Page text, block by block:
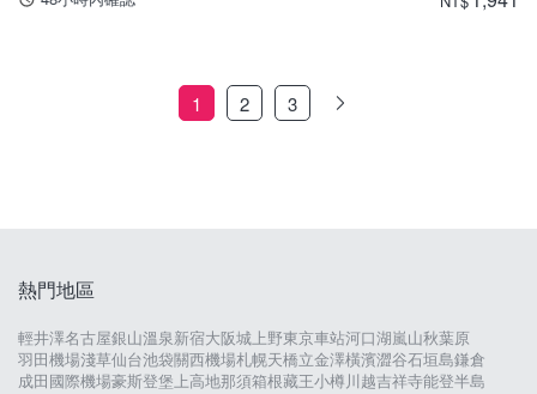
1 2 3
熱門地區
輕井澤名古屋銀山溫泉新宿大阪城 上野東京車站河口湖嵐山秋葉原
羽田機場淺草仙台池袋關西機場札幌天橋立金澤橫濱澀谷石垣島鎌倉
成田國際機場豪斯登堡 上高地那須箱根藏王小樽川越吉祥寺能登半島